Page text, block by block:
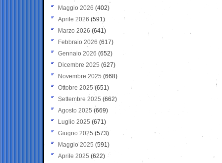
Maggio 2026 (402)
Aprile 2026 (591)
Marzo 2026 (641)
Febbraio 2026 (617)
Gennaio 2026 (652)
Dicembre 2025 (627)
Novembre 2025 (668)
Ottobre 2025 (651)
Settembre 2025 (662)
Agosto 2025 (669)
Luglio 2025 (671)
Giugno 2025 (573)
Maggio 2025 (591)
Aprile 2025 (622)